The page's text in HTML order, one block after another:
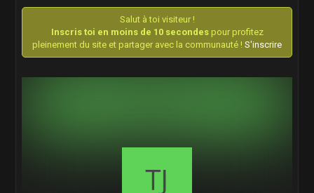
Salut à toi visiteur !
Inscris toi en moins de 10 secondespour profitez
pleinement du site et partager avec la communauté ! S'inscrire